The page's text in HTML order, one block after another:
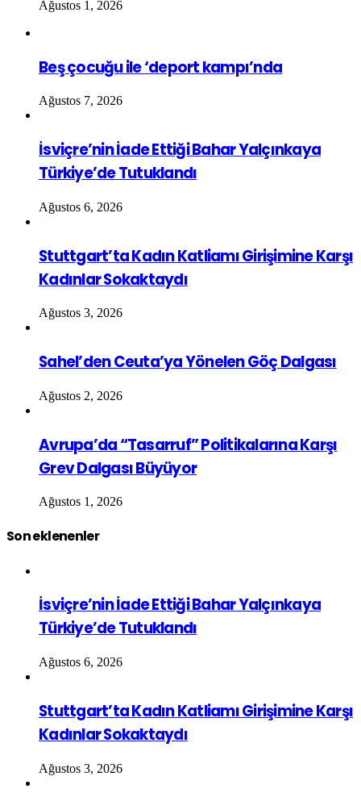
Ağustos 1, 2026
Beş çocuğu ile ‘deport kampı’nda
Ağustos 7, 2026
İsviçre’nin İade Ettiği Bahar Yalçınkaya
Türkiye’de Tutuklandı
Ağustos 6, 2026
Stuttgart’ta Kadın Katliamı Girişimine Karşı
Kadınlar Sokaktaydı
Ağustos 3, 2026
Sahel’den Ceuta’ya Yönelen Göç Dalgası
Ağustos 2, 2026
Avrupa’da “Tasarruf” Politikalarına Karşı
Grev Dalgası Büyüyor
Ağustos 1, 2026
Son eklenenler
İsviçre’nin İade Ettiği Bahar Yalçınkaya
Türkiye’de Tutuklandı
Ağustos 6, 2026
Stuttgart’ta Kadın Katliamı Girişimine Karşı
Kadınlar Sokaktaydı
Ağustos 3, 2026